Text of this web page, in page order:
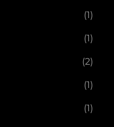
(1)
(1)
(2)
(1)
(1)